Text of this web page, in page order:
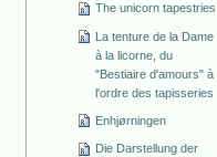
The unicorn tapestries
La tenture de la Dame
à la licorne, du
"Bestiaire d'amours" à
l'ordre des tapisseries
Enhjørningen
Die Darstellung der